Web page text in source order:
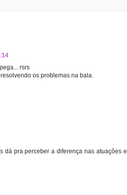
rsrs
os problemas na bala.
dá pra perceber a diferença nas atuações e